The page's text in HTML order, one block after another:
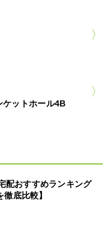
ケットホール4B
配おすすめランキング
底比較】